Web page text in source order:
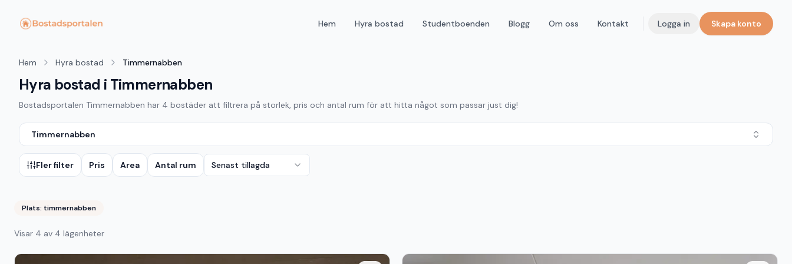
Hem Hyra bostad Studentboenden Blogg Om oss Kontakt Logga in Skapa konto
Hem Hyra bostad Timmernabben
Hyra bostad i Timmernabben
Bostadsportalen Timmernabben har 4 bostäder att filtrera på storlek, pris och antal rum för att hitta något som passar just dig!
Timmernabben
Fler filter Pris Area Antal rum Senast tillagda
Plats: timmernabben
Visar 4 av 4 lägenheter